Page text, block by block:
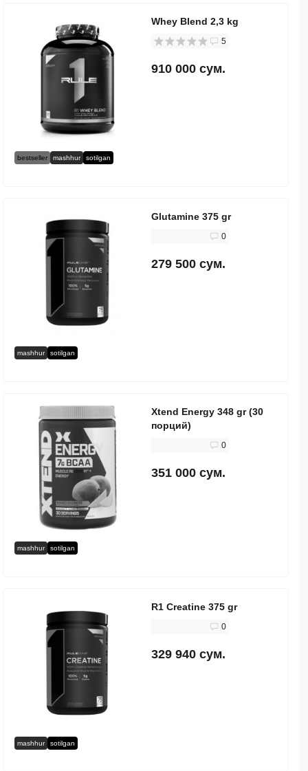
bestseller mashhur sotilgan
Whey Blend 2,3 kg
5
910 000 сум.
mashhur sotilgan
Glutamine 375 gr
0
279 500 сум.
mashhur sotilgan
Xtend Energy 348 gr (30
порций)
0
351 000 сум.
mashhur sotilgan
R1 Creatine 375 gr
0
329 940 сум.